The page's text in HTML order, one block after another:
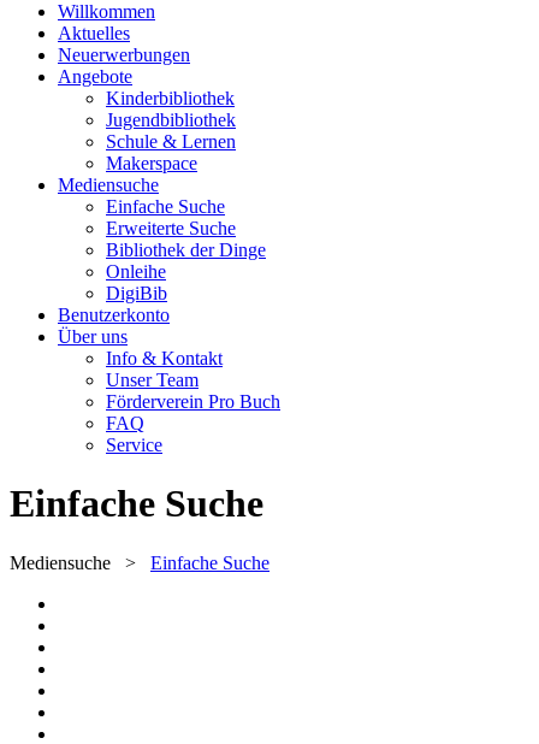
Willkommen
Aktuelles
Neuerwerbungen
Angebote
Kinderbibliothek
Jugendbibliothek
Schule & Lernen
Makerspace
Mediensuche
Einfache Suche
Erweiterte Suche
Bibliothek der Dinge
Onleihe
DigiBib
Benutzerkonto
Über uns
Info & Kontakt
Unser Team
Förderverein Pro Buch
FAQ
Service
Einfache Suche
Mediensuche > Einfache Suche